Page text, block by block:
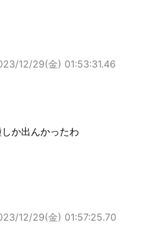
12/29(金) 01:53:31.46
か出んかったわ
12/29(金) 01:57:25.70